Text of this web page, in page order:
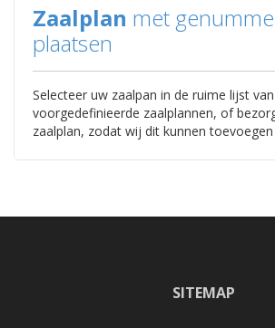
Zaalplan met
plaatsen
Selecteer uw zaalpan in de ruime lijst van
voorgedefinieerde zaalplannen, of
zaalplan, zodat wij dit kunnen toevoegen
SITEMAP